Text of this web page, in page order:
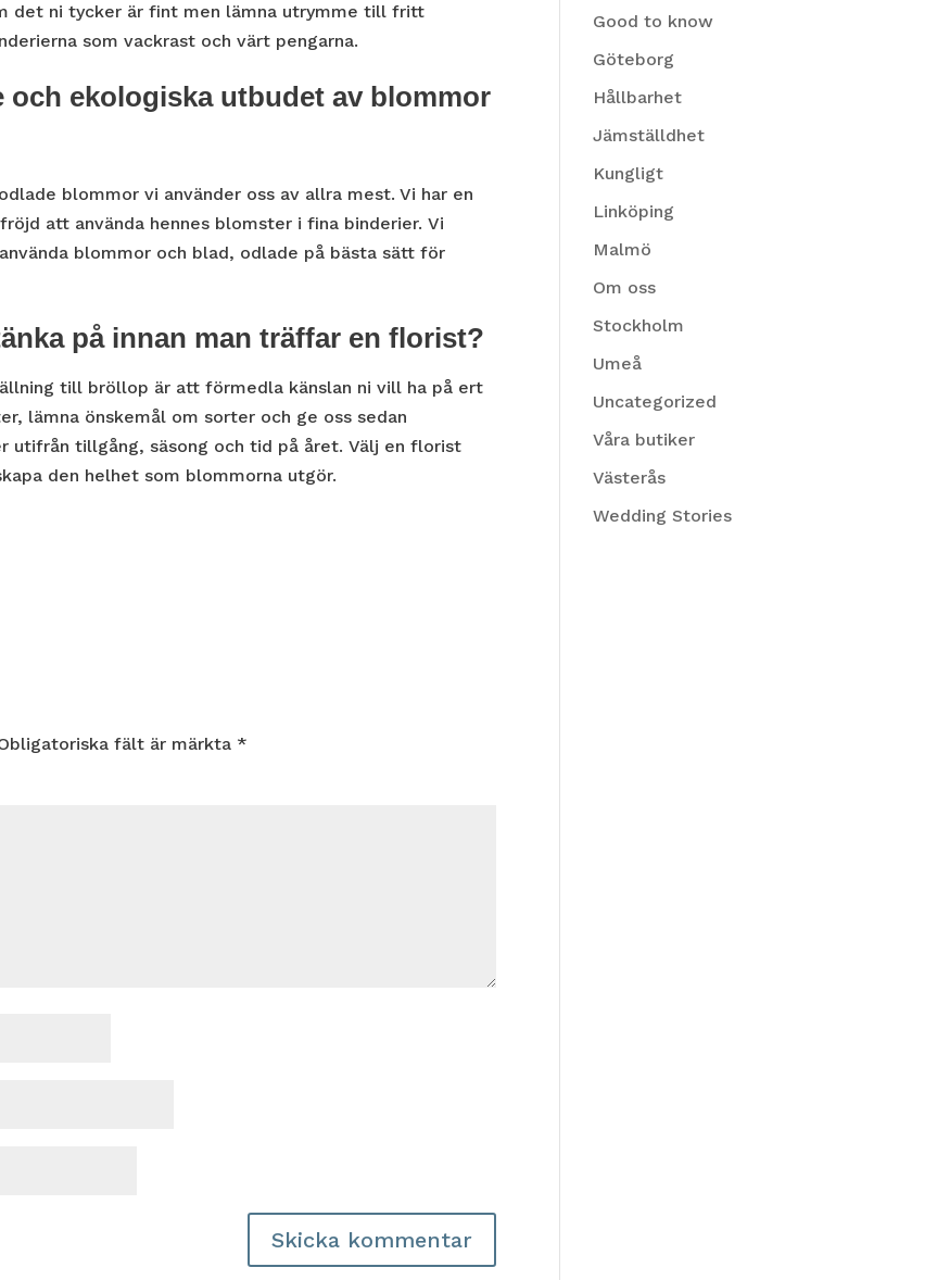
det ni tycker är fint men lämna utrymme till fritt
som vackrast och värt pengarna.
och ekologiska utbudet av blommor
blommor vi använder oss av allra mest. Vi har en
att använda hennes blomster i fina binderier. Vi
blommor och blad, odlade på bästa sätt för
på innan man träffar en florist?
till bröllop är att förmedla känslan ni vill ha på ert
lämna önskemål om sorter och ge oss sedan
utifrån tillgång, säsong och tid på året. Välj en florist
den helhet som blommorna utgör.
fält är märkta *
Good to know
Göteborg
Hållbarhet
Jämställdhet
Kungligt
Linköping
Malmö
Om oss
Stockholm
Umeå
Uncategorized
Våra butiker
Västerås
Wedding Stories